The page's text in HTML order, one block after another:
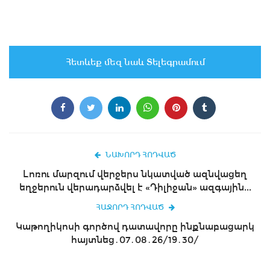
Հետևեք մեզ նաև Տելեգրամում
ՆԱԽՈՐԴ ՀՈԴՎԱԾ
Լոռու մարզում վերջերս նկատված ազնվացեղ
եղջերուն վերադարձվել է «Դիլիջան» ազգային...
ՀԱՋՈՐԴ ՀՈԴՎԱԾ
Կաթողիկոսի գործով դատավորը ինքնաբացարկ
հայտնեց․07․08․26/19․30/